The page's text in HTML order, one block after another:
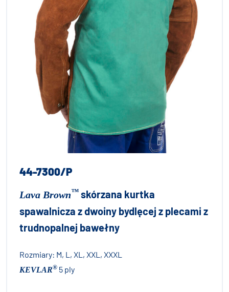
44-7300/P
Lava Brown™ skórzana kurtka
spawalnicza z dwoiny bydlęcej z plecami z
trudnopalnej bawełny
Rozmiary: M, L, XL, XXL, XXXL
KEVLAR® 5 ply